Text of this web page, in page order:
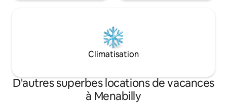
Climatisation
D'autres superbes locations de vacances
à Menabilly